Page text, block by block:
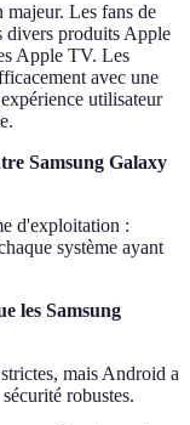
majeur. Les fans de
divers produits Apple
Apple TV. Les
avec une
utilisateur
Samsung Galaxy
d'exploitation :
système ayant
les Samsung
mais Android a
robustes.